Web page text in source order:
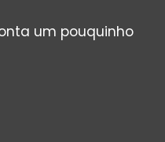
um pouquinho